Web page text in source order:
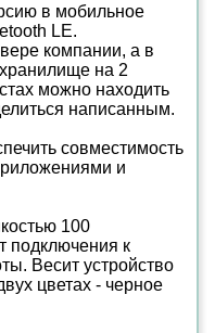
в мобильное
LE.
компании, а в
на 2
можно находить
написанным.
совместимость
и
100
подключения к
Весит устройство
цветах - черное